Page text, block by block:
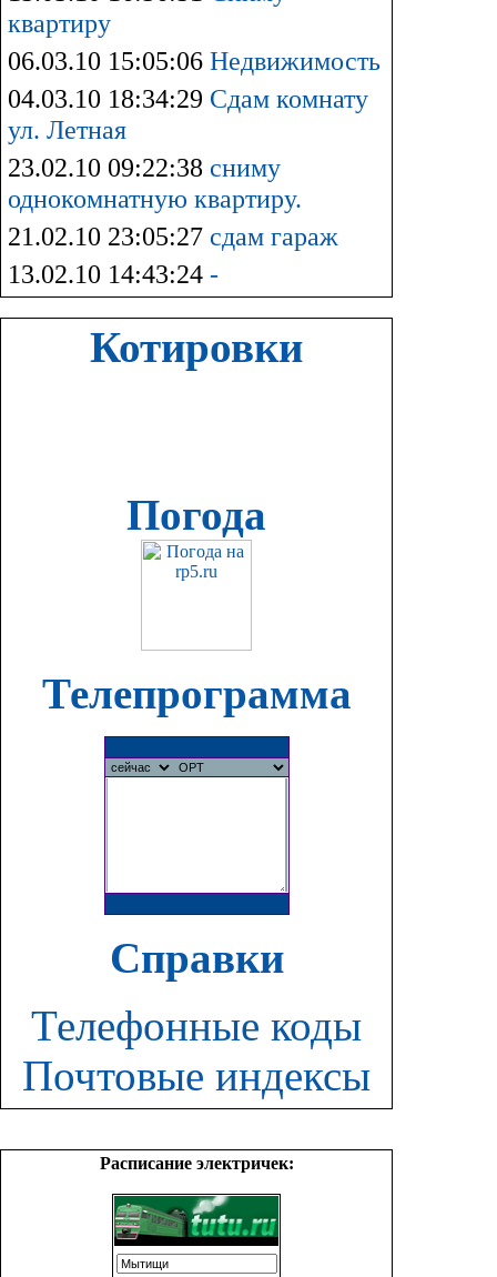
квартиру
06.03.10 15:05:06 Недвижимость
04.03.10 18:34:29 Сдам комнату
ул. Летная
23.02.10 09:22:38 сниму
однокомнатную квартиру.
21.02.10 23:05:27 сдам гараж
13.02.10 14:43:24 -
Котировки
Погода
Телепрограмма
Справки
Телефонные коды
Почтовые индексы
Расписание электричек: